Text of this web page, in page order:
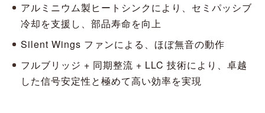
アルミニウム製ヒートシンクにより、セミパッシブ
冷却を支援し、部品寿命を向上
Silent Wings ファンによる、ほぼ無音の動作
フルブリッジ + 同期整流 + LLC 技術により、卓越
した信号安定性と極めて高い効率を実現